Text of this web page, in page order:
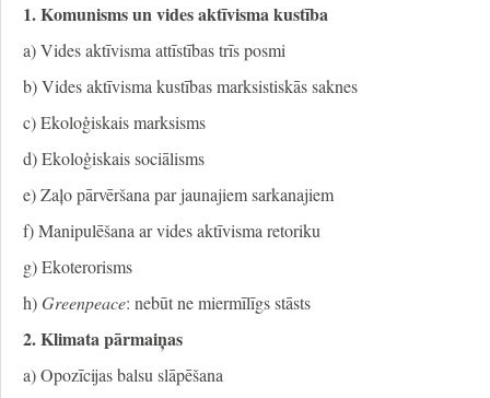
1. Komunisms un vides aktīvisma kustība
a) Vides aktīvisma attīstības trīs posmi
b) Vides aktīvisma kustības marksistiskās saknes
c) Ekoloģiskais marksisms
d) Ekoloģiskais sociālisms
e) Zaļo pārvēršana par jaunajiem sarkanajiem
f) Manipulēšana ar vides aktīvisma retoriku
g) Ekoterorisms
h)Greenpeace: nebūt ne miermīlīgs stāsts
2. Klimata pārmaiņas
a) Opozīcijas balsu slāpēšana